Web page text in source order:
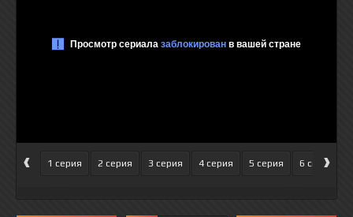
‹ 1 серия 2 серия 3 серия 4 серия 5 серия 6 серия
›